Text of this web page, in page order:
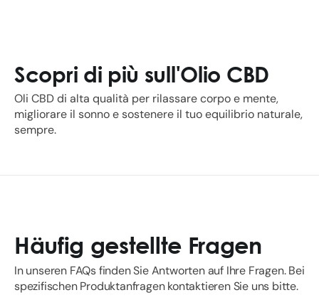
Scopri di più sull'Olio CBD
Oli CBD di alta qualità per rilassare corpo e mente,
migliorare il sonno e sostenere il tuo equilibrio naturale,
sempre.
Häufig gestellte Fragen
In unseren FAQs finden Sie Antworten auf Ihre Fragen. Bei
spezifischen Produktanfragen kontaktieren Sie uns bitte.